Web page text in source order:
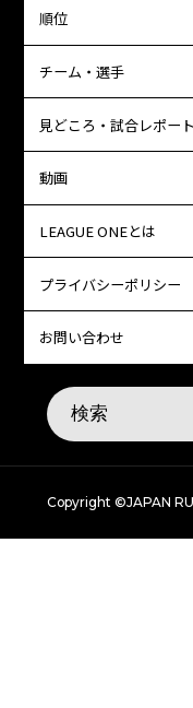
順位
チーム・選手
見どころ・試合レポート
動画
LEAGUE ONEとは
プライバシーポリシー
お問い合わせ
Copyright ©JAPAN